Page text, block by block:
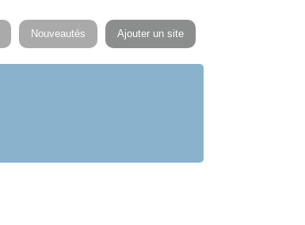
Nouveautés Ajouter un site